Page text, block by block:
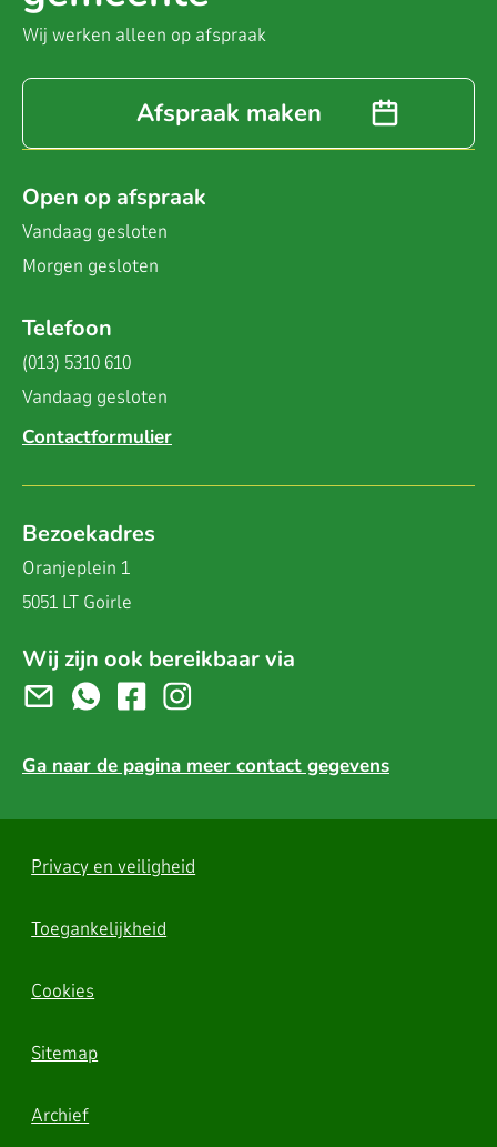
Wij werken alleen op afspraak
Afspraak maken
Open op afspraak
Vandaag gesloten
Morgen gesloten
Telefoon
(013) 5310 610
Vandaag gesloten
Contactformulier
Bezoekadres
Oranjeplein 1
5051 LT Goirle
Wij zijn ook bereikbaar via
Ga naar de pagina meer contact gegevens
Privacy en veiligheid
Toegankelijkheid
Cookies
Sitemap
Archief